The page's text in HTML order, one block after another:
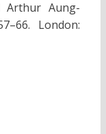
Arthur Aung-
London: